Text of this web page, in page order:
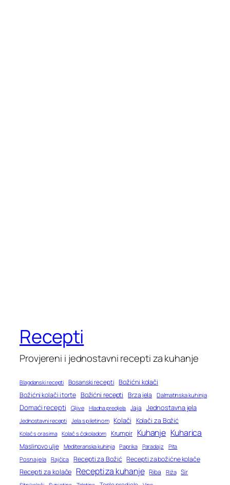
Recepti
Provjereni i jednostavni recepti za kuhanje
Blagdanski recepti Bosanski recepti Božićni kolači
Božićni kolači i torte Božićni recepti Brza jela Dalmatinska kuhinja
Domaći recepti Gljive Hladna predjela Jaja Jednostavna jela
Jednostavni recepti Jela s piletinom Kolači Kolači za Božić
Kolač s orasima Kolač s čokoladom Krumpir Kuhanje Kuharica
Maslinovo ulje Mediteranska kuhinja Paprika Paradajz Pita
Posna jela Rajčica Recepti za Božić Recepti za božićne kolače
Recepti za kolače Recepti za kuhanje Riba Riža Sir